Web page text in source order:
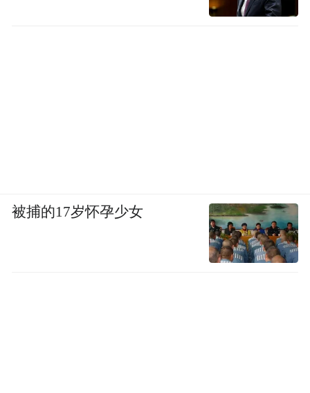
被捕的17岁怀孕少女